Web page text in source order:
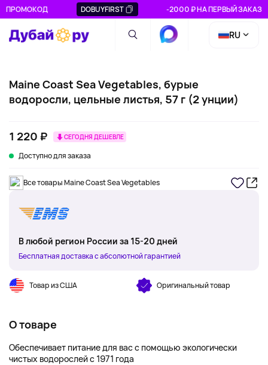
ПРОМОКОД DOBUYFIRST -2000 ₽ НА ПЕРВЫЙ ЗАКАЗ
RU
Maine Coast Sea Vegetables, бурые
водоросли, цельные листья, 57 г (2 унции)
1 220 ₽ СЕГОДНЯ ДЕШЕВЛЕ
Доступно для заказа
Все товары Maine Coast Sea Vegetables
В любой регион России за 15-20 дней
Бесплатная доставка с абсолютной гарантией
Товар из США Оригинальный товар
О товаре
Обеспечивает питание для вас с помощью экологически
чистых водорослей с 1971 года